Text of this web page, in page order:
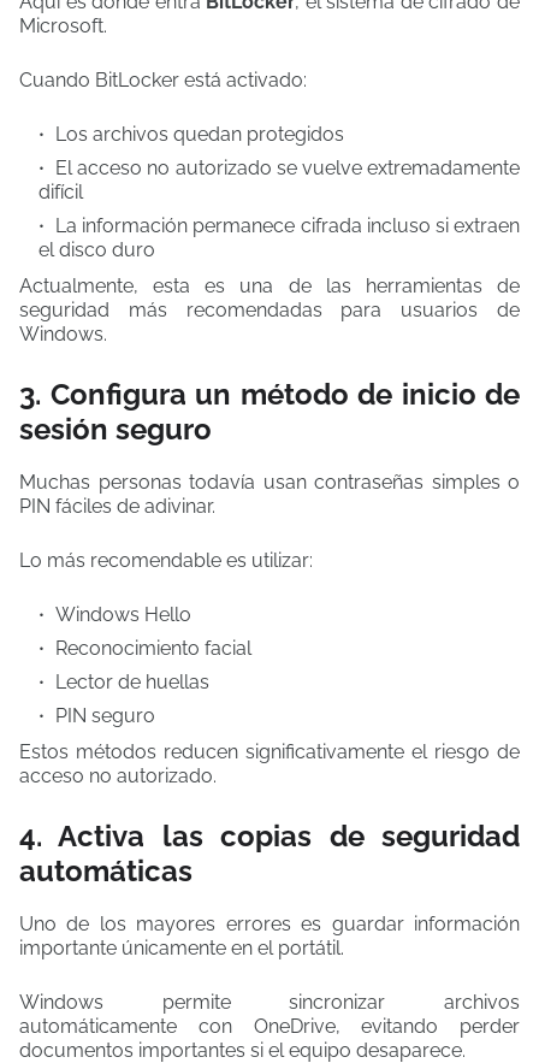
Microsoft.
Cuando BitLocker está activado:
Los archivos quedan protegidos
El acceso no autorizado se vuelve extremadamente
difícil
La información permanece cifrada incluso si extraen
el disco duro
Actualmente, esta es una de las herramientas de
seguridad más recomendadas para usuarios de
Windows.
3. Configura un método de inicio de
sesión seguro
Muchas personas todavía usan contraseñas simples o
PIN fáciles de adivinar.
Lo más recomendable es utilizar:
Windows Hello
Reconocimiento facial
Lector de huellas
PIN seguro
Estos métodos reducen significativamente el riesgo de
acceso no autorizado.
4. Activa las copias de seguridad
automáticas
Uno de los mayores errores es guardar información
importante únicamente en el portátil.
Windows permite sincronizar archivos
automáticamente con OneDrive, evitando perder
documentos importantes si el equipo desaparece.